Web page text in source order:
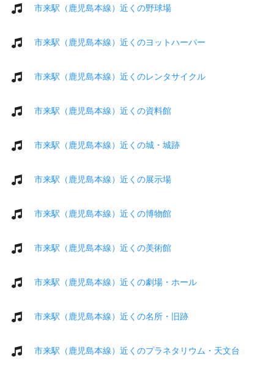
市来駅（鹿児島本線）近くの野球場
市来駅（鹿児島本線）近くのヨットハーバー
市来駅（鹿児島本線）近くのレンタサイクル
市来駅（鹿児島本線）近くの資料館
市来駅（鹿児島本線）近くの城・城跡
市来駅（鹿児島本線）近くの展示場
市来駅（鹿児島本線）近くの博物館
市来駅（鹿児島本線）近くの美術館
市来駅（鹿児島本線）近くの劇場・ホール
市来駅（鹿児島本線）近くの名所・旧跡
市来駅（鹿児島本線）近くのプラネタリウム・天文台